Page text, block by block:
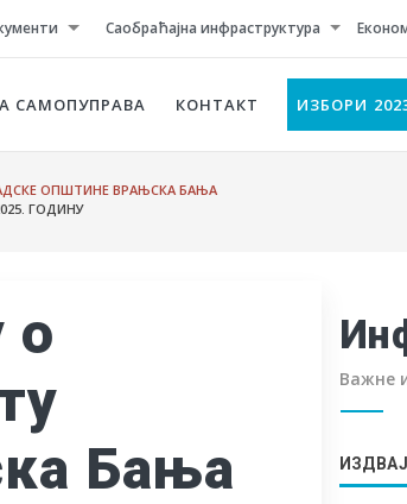
Саобраћајна инфраструктура
САМОПУПРАВА КОНТАКТ ИЗБОРИ
ОПШТИНЕ ВРАЊСКА БАЊА
ГОДИНУ
о
Бања
Важне